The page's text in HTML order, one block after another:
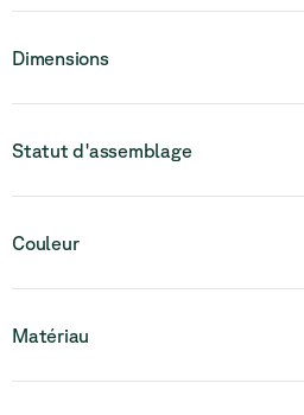
Dimensions
Statut d'assemblage
pièce.
Couleur
Matériau